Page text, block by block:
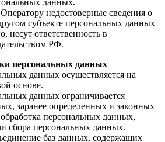
недостоверные сведения о
субъекте персональных данных
несут ответственность в
РФ.
персональных данных
данных осуществляется на
основе.
данных ограничивается
заранее определенных и законных
персональных данных,
сбора персональных данных.
баз данных, содержащих